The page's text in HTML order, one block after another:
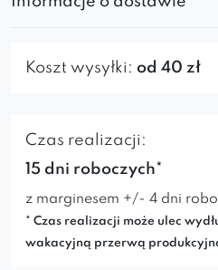
Koszt wysyłki: od 40 zł
Czas realizacji:
15 dni roboczych*
z marginesem +/- 4 dni
* Czas realizacji może ulec
wakacyjną przerwą